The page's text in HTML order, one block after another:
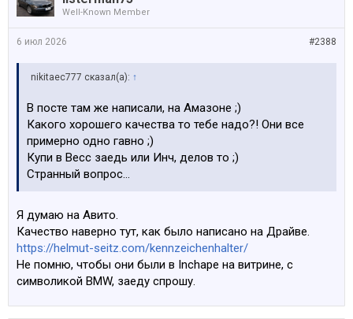
Well-Known Member
#2388
6 июл 2026
nikitaec777 сказал(а): ↑
В посте там же написали, на Амазоне ;)
Какого хорошего качества то тебе надо?! Они все
примерно одно гавно ;)
Купи в Весс заедь или Инч, делов то ;)
Странный вопрос…
Я думаю на Авито.
Качество наверно тут, как было написано на Драйве.
https://helmut-seitz.com/kennzeichenhalter/
Не помню, чтобы они были в Inchape на витрине, с
символикой BMW, заеду спрошу.